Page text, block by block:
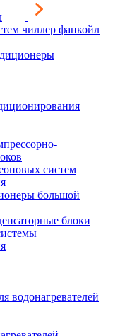
чиллер фанкойл
систем
большой
блоки
водонагревателей